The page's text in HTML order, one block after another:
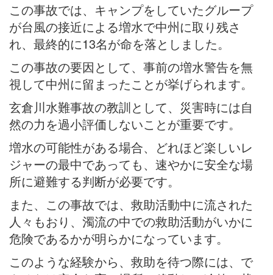
この事故では、キャンプをしていたグループ
が台風の接近による増水で中州に取り残さ
れ、最終的に13名が命を落としました。
この事故の要因として、事前の増水警告を無
視して中州に留まったことが挙げられます。
玄倉川水難事故の教訓として、災害時には自
然の力を過小評価しないことが重要です。
増水の可能性がある場合、どれほど楽しいレ
ジャーの最中であっても、速やかに安全な場
所に避難する判断が必要です。
また、この事故では、救助活動中に流された
人々もおり、濁流の中での救助活動がいかに
危険であるかが明らかになっています。
このような経験から、救助を待つ際には、で